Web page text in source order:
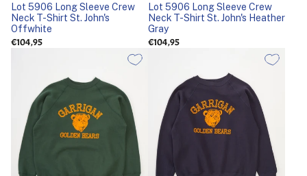
Lot 5906 Long Sleeve Crew
Neck T-Shirt St. John's
Offwhite
€104,95
Lot 5906 Long Sleeve Crew
Neck T-Shirt St. John's Heather
Gray
€104,95